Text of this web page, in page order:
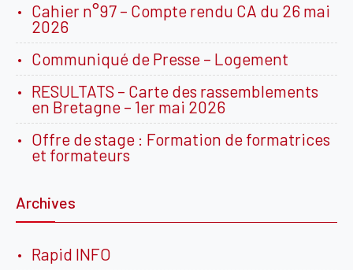
Cahier n°97 – Compte rendu CA du 26 mai
2026
Communiqué de Presse – Logement
RESULTATS – Carte des rassemblements
en Bretagne – 1er mai 2026
Offre de stage : Formation de formatrices
et formateurs
Archives
Rapid INFO